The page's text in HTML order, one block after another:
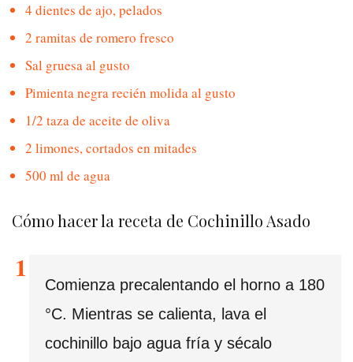
4 dientes de ajo, pelados
2 ramitas de romero fresco
Sal gruesa al gusto
Pimienta negra recién molida al gusto
1/2 taza de aceite de oliva
2 limones, cortados en mitades
500 ml de agua
Cómo hacer la receta de Cochinillo Asado
Comienza precalentando el horno a 180
°C. Mientras se calienta, lava el
cochinillo bajo agua fría y sécalo